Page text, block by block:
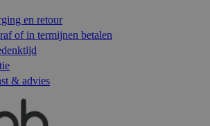
en retour
of in termijnen betalen
& advies